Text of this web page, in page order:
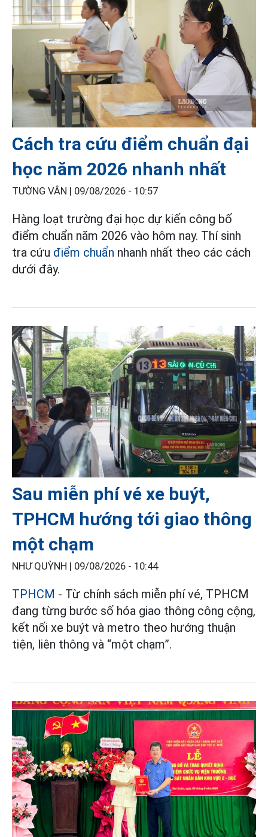
Cách tra cứu điểm chuẩn đại
học năm 2026 nhanh nhất
TƯỜNG VÂN | 09/08/2026 - 10:57
Hàng loạt trường đại học dự kiến công bố
điểm chuẩn năm 2026 vào hôm nay. Thí sinh
tra cứu điểm chuẩn nhanh nhất theo các cách
dưới đây.
Sau miễn phí vé xe buýt,
TPHCM hướng tới giao thông
một chạm
NHƯ QUỲNH | 09/08/2026 - 10:44
TPHCM - Từ chính sách miễn phí vé, TPHCM
đang từng bước số hóa giao thông công cộng,
kết nối xe buýt và metro theo hướng thuận
tiện, liên thông và “một chạm”.